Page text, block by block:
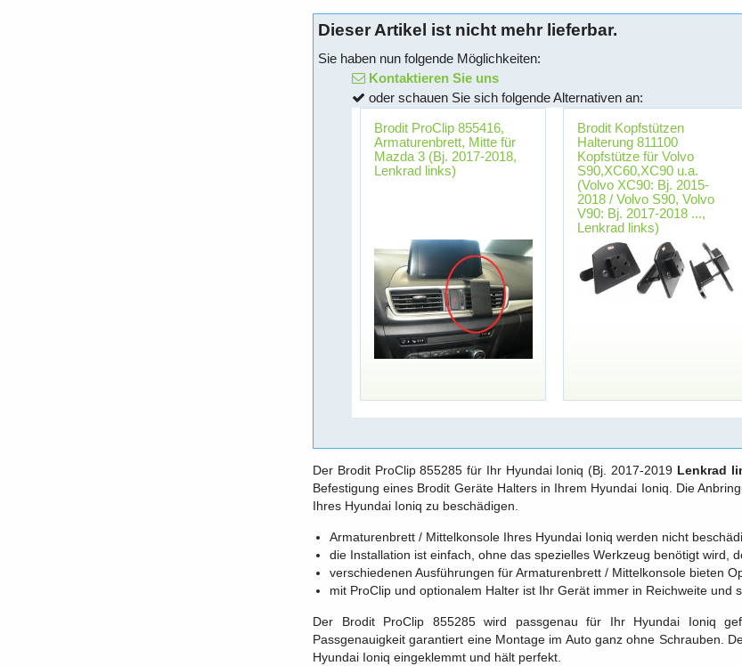
Dieser Artikel ist nicht mehr lieferbar.
Sie haben nun folgende Möglichkeiten:
Kontaktieren Sie uns
oder schauen Sie sich folgende Alternativen an:
Brodit ProClip 855416,
Armaturenbrett, Mitte für
Mazda 3 (Bj. 2017-2018,
Lenkrad links)
Brodit Kopfstützen
Halterung 811100
Kopfstütze für Volvo
S90,XC60,XC90 u.a.
(Volvo XC90: Bj. 2015-
2018 / Volvo S90, Volvo
V90: Bj. 2017-2018 ...,
Lenkrad links)
Der Brodit ProClip 855285 für Ihr Hyundai Ioniq (Bj. 2017-2019 Lenkrad
Befestigung eines Brodit Geräte Halters in Ihrem Hyundai Ioniq. Die
Ihres Hyundai Ioniq zu beschädigen.
Armaturenbrett / Mittelkonsole Ihres Hyundai Ioniq werden nicht
die Installation ist einfach, ohne das spezielles Werkzeug benötigt wird,
verschiedenen Ausführungen für Armaturenbrett / Mittelkonsole bieten
mit ProClip und optionalem Halter ist Ihr Gerät immer in Reichweite und
Der Brodit ProClip 855285 wird passgenau für Ihr Hyundai Ioniq
Passgenauigkeit garantiert eine Montage im Auto ganz ohne Schrauben.
Hyundai Ioniq eingeklemmt und hält perfekt.